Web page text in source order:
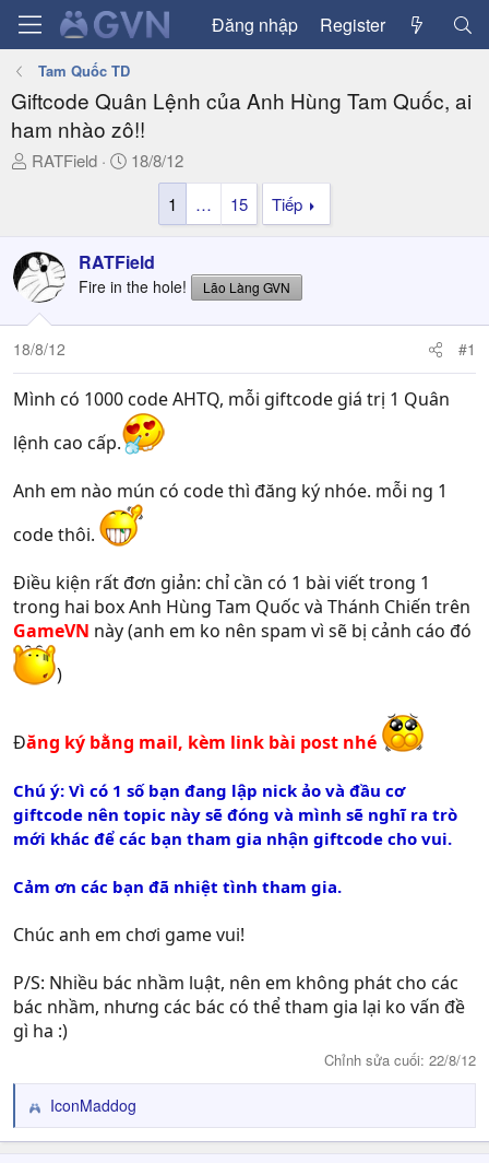
Đăng nhập Register
Tam Quốc TD
Giftcode Quân Lệnh của Anh Hùng Tam Quốc, ai
ham nhào zô!!
T
a
d
s
t
a
t
e
r
RATField
N
ử
i
18/8/12
1
… 15 Tiếp
RATField
Fire in the hole! Lão Làng GVN
18/8/12 #1
Mình có 1000 code AHTQ, mỗi giftcode giá trị 1 Quân
lệnh cao cấp.
Anh em nào mún có code thì đăng ký nhóe. mỗi ng 1
code thôi.
Điều kiện rất đơn giản: chỉ cần có 1 bài viết trong 1
trong hai box Anh Hùng Tam Quốc và Thánh Chiến trên
GameVN này (anh em ko nên spam vì sẽ bị cảnh cáo đó
)
Đăng ký bằng mail, kèm link bài post nhé
Chú ý: Vì có 1 số bạn đang lập nick ảo và đầu cơ
giftcode nên topic này sẽ đóng và mình sẽ nghĩ ra trò
mới khác để các bạn tham gia nhận giftcode cho vui.
Cảm ơn các bạn đã nhiệt tình tham gia.
Chúc anh em chơi game vui!
P/S: Nhiều bác nhầm luật, nên em không phát cho các
bác nhầm, nhưng các bác có thể tham gia lại ko vấn đề
gì ha :)
Chỉnh sửa cuối: 22/8/12
R
e
IconMaddog